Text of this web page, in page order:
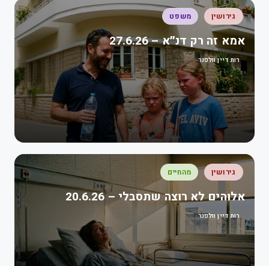
גירושין משפט
אמא זה רק דנ״א – 27.6.26
רות דיין וולפנר
גירושין מהחיים
אלוהים לא רוצה שתסבלי – 20.6.26
רות דיין וולפנר